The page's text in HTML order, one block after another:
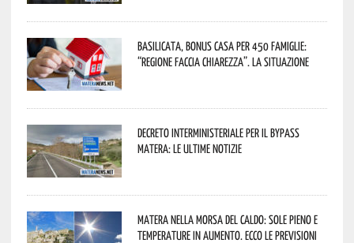
Basilicata, Bonus casa per 450 famiglie:
“Regione faccia chiarezza”. La situazione
Decreto interministeriale per il Bypass
Matera: le ultime notizie
Matera nella morsa del caldo: sole pieno e
temperature in aumento. Ecco le previsioni